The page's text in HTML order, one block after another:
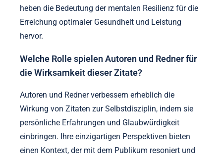
heben die Bedeutung der mentalen Resilienz für die
Erreichung optimaler Gesundheit und Leistung
hervor.
Welche Rolle spielen Autoren und Redner für
die Wirksamkeit dieser Zitate?
Autoren und Redner verbessern erheblich die
Wirkung von Zitaten zur Selbstdisziplin, indem sie
persönliche Erfahrungen und Glaubwürdigkeit
einbringen. Ihre einzigartigen Perspektiven bieten
einen Kontext, der mit dem Publikum resoniert und